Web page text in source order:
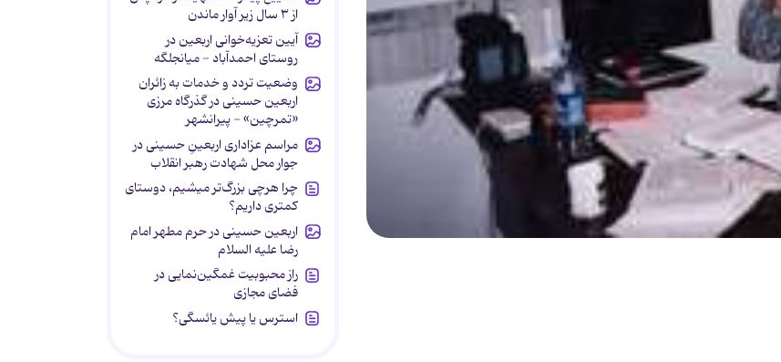
از ۳ سال زیر آوار ماندن
آیین تعزیه‌خوانی اربعین در
روستای احمدآباد - میانجلگه
وضعیت تردد و خدمات به زائران
اربعین حسینی در گذرگاه مرزی
«تمرچین» - پیرانشهر
مراسم عزاداری اربعینِ حسینی در
جوار محل شهادت رهبر انقلاب
چرا هرچی بزرگ‌تر میشیم، دوستای
کمتری داریم؟
اربعین حسینی در حرم مطهر امام
رضا علیه السلام
راز محبوبیت غمگین‌نمایی در
فضای مجازی
استرس یا پیش یائسگی؟